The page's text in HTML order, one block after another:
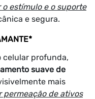
o estímulo e o suporte
e segura.
celular profunda,
suave de
mais
permeação de ativos